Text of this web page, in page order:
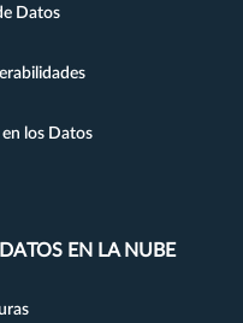
Datos
los Datos
EN LA NUBE